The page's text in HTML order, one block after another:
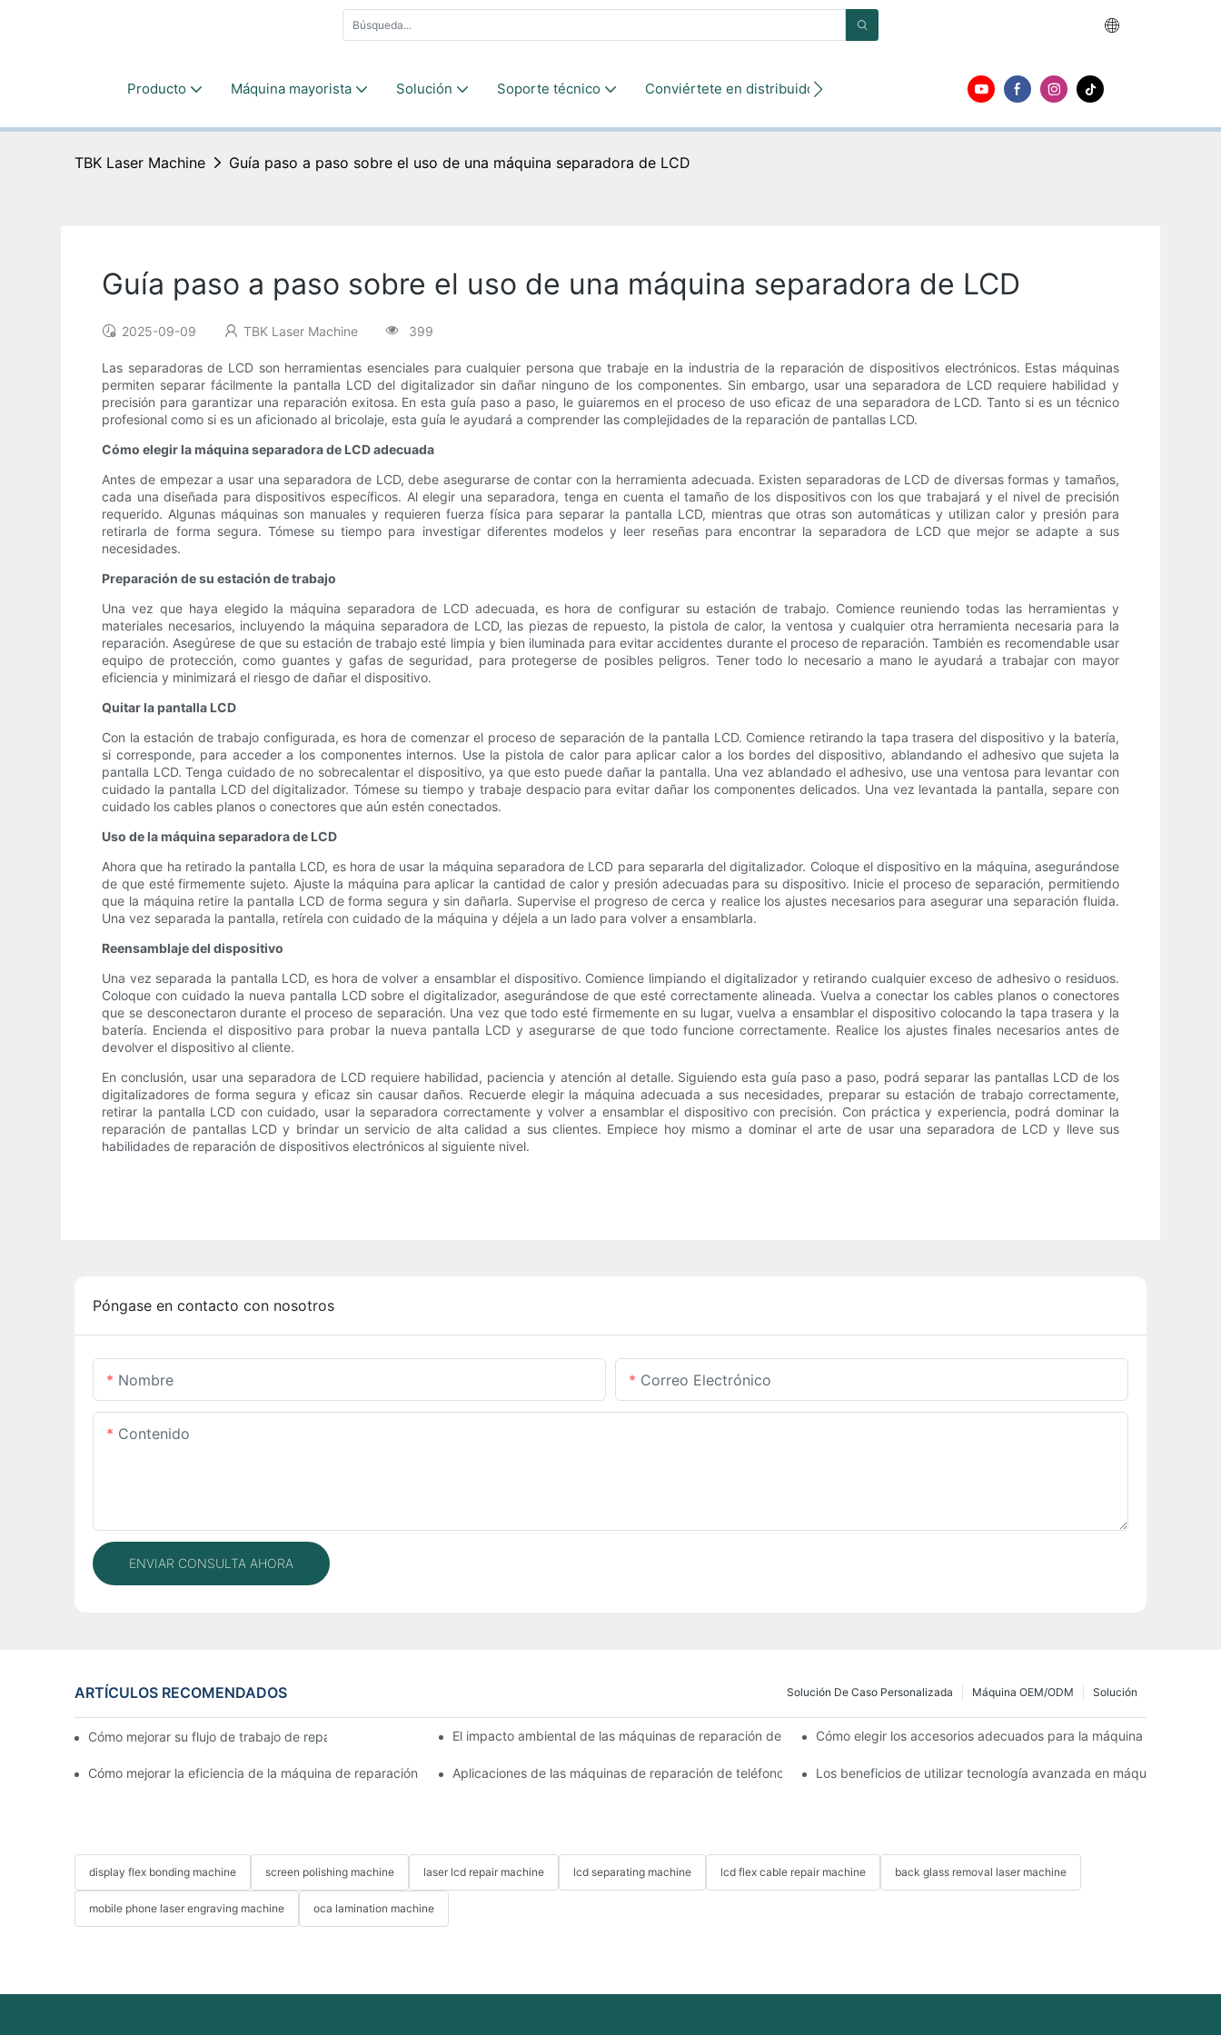
Producto Máquina mayorista Solución Soporte técnico Conviértete en distribuidor Contacto
TBK Laser Machine Guía paso a paso sobre el uso de una máquina separadora de LCD
Guía paso a paso sobre el uso de una máquina separadora de LCD
2025-09-09 TBK Laser Machine 399
Las separadoras de LCD son herramientas esenciales para cualquier persona que trabaje en la industria de la reparación de dispositivos electrónicos. Estas máquinas
permiten separar fácilmente la pantalla LCD del digitalizador sin dañar ninguno de los componentes. Sin embargo, usar una separadora de LCD requiere habilidad y
precisión para garantizar una reparación exitosa. En esta guía paso a paso, le guiaremos en el proceso de uso eficaz de una separadora de LCD. Tanto si es un técnico
profesional como si es un aficionado al bricolaje, esta guía le ayudará a comprender las complejidades de la reparación de pantallas LCD.
Cómo elegir la máquina separadora de LCD adecuada
Antes de empezar a usar una separadora de LCD, debe asegurarse de contar con la herramienta adecuada. Existen separadoras de LCD de diversas formas y tamaños,
cada una diseñada para dispositivos específicos. Al elegir una separadora, tenga en cuenta el tamaño de los dispositivos con los que trabajará y el nivel de precisión
requerido. Algunas máquinas son manuales y requieren fuerza física para separar la pantalla LCD, mientras que otras son automáticas y utilizan calor y presión para
retirarla de forma segura. Tómese su tiempo para investigar diferentes modelos y leer reseñas para encontrar la separadora de LCD que mejor se adapte a sus
necesidades.
Preparación de su estación de trabajo
Una vez que haya elegido la máquina separadora de LCD adecuada, es hora de configurar su estación de trabajo. Comience reuniendo todas las herramientas y
materiales necesarios, incluyendo la máquina separadora de LCD, las piezas de repuesto, la pistola de calor, la ventosa y cualquier otra herramienta necesaria para la
reparación. Asegúrese de que su estación de trabajo esté limpia y bien iluminada para evitar accidentes durante el proceso de reparación. También es recomendable usar
equipo de protección, como guantes y gafas de seguridad, para protegerse de posibles peligros. Tener todo lo necesario a mano le ayudará a trabajar con mayor
eficiencia y minimizará el riesgo de dañar el dispositivo.
Quitar la pantalla LCD
Con la estación de trabajo configurada, es hora de comenzar el proceso de separación de la pantalla LCD. Comience retirando la tapa trasera del dispositivo y la batería,
si corresponde, para acceder a los componentes internos. Use la pistola de calor para aplicar calor a los bordes del dispositivo, ablandando el adhesivo que sujeta la
pantalla LCD. Tenga cuidado de no sobrecalentar el dispositivo, ya que esto puede dañar la pantalla. Una vez ablandado el adhesivo, use una ventosa para levantar con
cuidado la pantalla LCD del digitalizador. Tómese su tiempo y trabaje despacio para evitar dañar los componentes delicados. Una vez levantada la pantalla, separe con
cuidado los cables planos o conectores que aún estén conectados.
Uso de la máquina separadora de LCD
Ahora que ha retirado la pantalla LCD, es hora de usar la máquina separadora de LCD para separarla del digitalizador. Coloque el dispositivo en la máquina, asegurándose
de que esté firmemente sujeto. Ajuste la máquina para aplicar la cantidad de calor y presión adecuadas para su dispositivo. Inicie el proceso de separación, permitiendo
que la máquina retire la pantalla LCD de forma segura y sin dañarla. Supervise el progreso de cerca y realice los ajustes necesarios para asegurar una separación fluida.
Una vez separada la pantalla, retírela con cuidado de la máquina y déjela a un lado para volver a ensamblarla.
Reensamblaje del dispositivo
Una vez separada la pantalla LCD, es hora de volver a ensamblar el dispositivo. Comience limpiando el digitalizador y retirando cualquier exceso de adhesivo o residuos.
Coloque con cuidado la nueva pantalla LCD sobre el digitalizador, asegurándose de que esté correctamente alineada. Vuelva a conectar los cables planos o conectores
que se desconectaron durante el proceso de separación. Una vez que todo esté firmemente en su lugar, vuelva a ensamblar el dispositivo colocando la tapa trasera y la
batería. Encienda el dispositivo para probar la nueva pantalla LCD y asegurarse de que todo funcione correctamente. Realice los ajustes finales necesarios antes de
devolver el dispositivo al cliente.
En conclusión, usar una separadora de LCD requiere habilidad, paciencia y atención al detalle. Siguiendo esta guía paso a paso, podrá separar las pantallas LCD de los
digitalizadores de forma segura y eficaz sin causar daños. Recuerde elegir la máquina adecuada a sus necesidades, preparar su estación de trabajo correctamente,
retirar la pantalla LCD con cuidado, usar la separadora correctamente y volver a ensamblar el dispositivo con precisión. Con práctica y experiencia, podrá dominar la
reparación de pantallas LCD y brindar un servicio de alta calidad a sus clientes. Empiece hoy mismo a dominar el arte de usar una separadora de LCD y lleve sus
habilidades de reparación de dispositivos electrónicos al siguiente nivel.
Póngase en contacto con nosotros
Nombre Correo Electrónico
Contenido
ENVIAR CONSULTA AHORA
ARTÍCULOS RECOMENDADOS Solución
Máquina OEM/ODM
Solución De Caso Personalizada
Cómo mejorar su flujo de trabajo de reparación de móviles con equipos avanzadosEl impacto ambiental de las máquinas de reparación de teléfonos en la industriaCómo elegir los accesorios adecuados para la máquina de
Cómo mejorar la eficiencia de la máquina de reparación de LCD de su teléfonoAplicaciones de las máquinas de reparación de teléfonos en el reemplazo de pantallas y baterías
Los beneficios de utilizar tecnología avanzada en máquinas de
display flex bonding machine screen polishing machine laser lcd repair machine lcd separating machine lcd flex cable repair machine back glass removal laser machine
mobile phone laser engraving machine oca lamination machine